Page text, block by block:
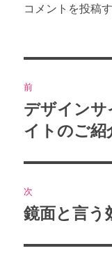
コメントを投稿
稿
ナ
ビ
ゲ
ー
シ
前
過
去
投
稿:
デザイン
イトのご紹
次
次
投
鏡面と言う